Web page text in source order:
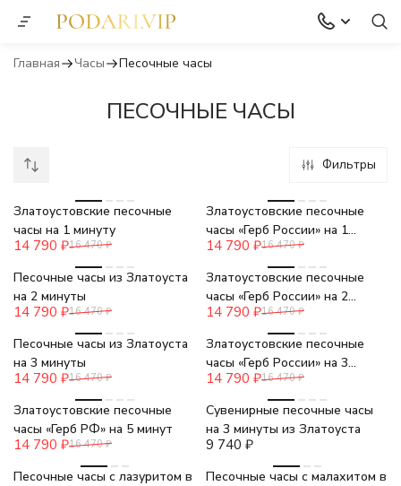
Главная Часы Песочные часы
ПЕСОЧНЫЕ ЧАСЫ
Фильтры
Златоустовские песочные
часы на 1 минуту
14 790 ₽16 470 ₽
Златоустовские песочные
часы «Герб России» на 1
минуту
14 790 ₽16 470 ₽
-10%
Песочные часы из Златоуста
на 2 минуты
14 790 ₽16 470 ₽
-10%
Златоустовские песочные
часы «Герб России» на 2
минуты
14 790 ₽16 470 ₽
-10%
Песочные часы из Златоуста
на 3 минуты
14 790 ₽16 470 ₽
-10%
Златоустовские песочные
часы «Герб России» на 3
минуты
14 790 ₽16 470 ₽
-10%
Златоустовские песочные
часы «Герб РФ» на 5 минут
14 790 ₽16 470 ₽
Сувенирные песочные часы
на 3 минуты из Златоуста
9 740 ₽
Песочные часы с лазуритом в
Песочные часы с малахитом в